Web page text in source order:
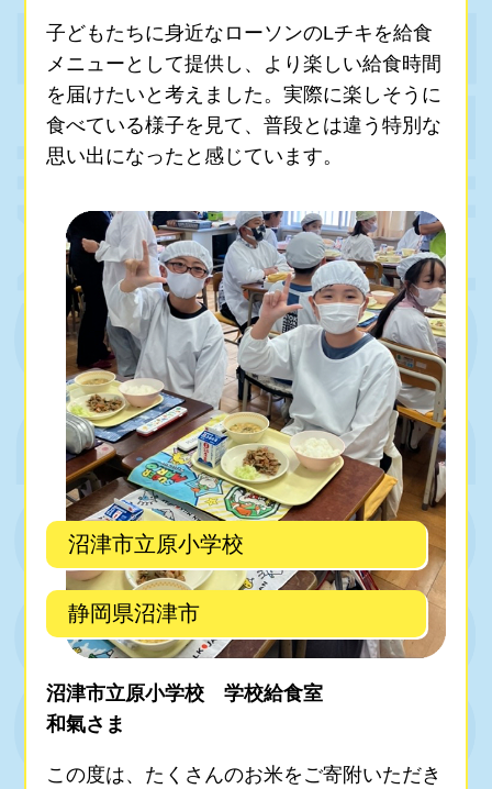
子どもたちに身近なローソンのLチキを給食
メニューとして提供し、より楽しい給食時間
を届けたいと考えました。実際に楽しそうに
食べている様子を見て、普段とは違う特別な
思い出になったと感じています。
沼津市立原小学校
静岡県沼津市
沼津市立原小学校 学校給食室
和氣さま
この度は、たくさんのお米をご寄附いただき